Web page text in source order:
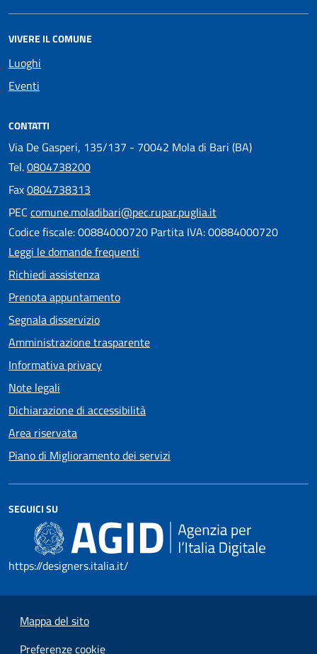
VIVERE IL COMUNE
Luoghi
Eventi
CONTATTI
Via De Gasperi, 135/137 - 70042 Mola di Bari (BA)
Tel.0804738200
Fax0804738313
PEC comune.moladibari@pec.rupar.puglia.it
Codice fiscale: 00884000720 Partita IVA: 00884000720
Leggi le domande frequenti
Richiedi assistenza
Prenota appuntamento
Segnala disservizio
Amministrazione trasparente
Informativa privacy
Note legali
Dichiarazione di accessibilità
Area riservata
Piano di Miglioramento dei servizi
SEGUICI SU
https://designers.italia.it/
Mappa del sito
Preferenze cookie